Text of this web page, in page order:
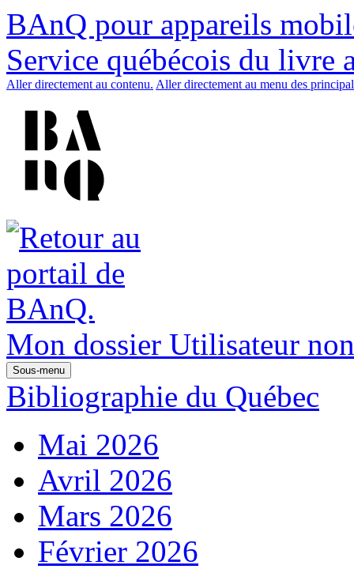
BAnQ pour appareils
Service québécois du livre
Aller directement au contenu. Aller directement au menu des
Mon dossier Utilisateur
Sous-menu
Bibliographie du Québec
Mai 2026
Avril 2026
Mars 2026
Février 2026